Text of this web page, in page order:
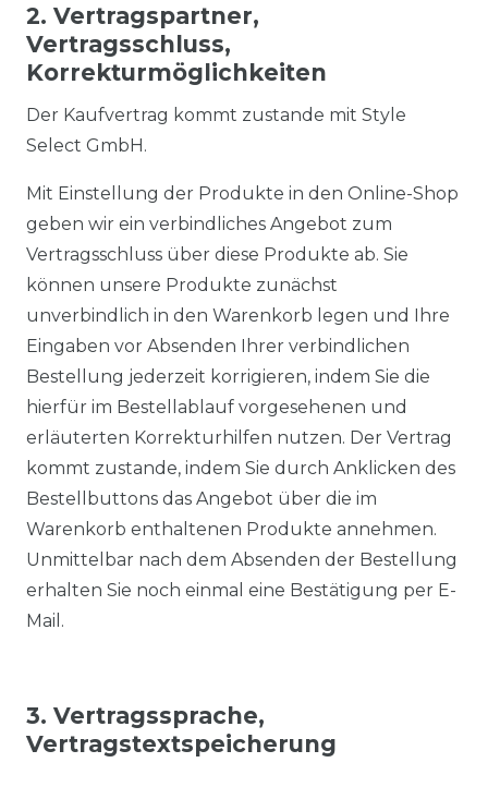
2. Vertragspartner,
Vertragsschluss,
Korrekturmöglichkeiten
Der Kaufvertrag kommt zustande mit Style
Select GmbH.
Mit Einstellung der Produkte in den Online-Shop
geben wir ein verbindliches Angebot zum
Vertragsschluss über diese Produkte ab. Sie
können unsere Produkte zunächst
unverbindlich in den Warenkorb legen und Ihre
Eingaben vor Absenden Ihrer verbindlichen
Bestellung jederzeit korrigieren, indem Sie die
hierfür im Bestellablauf vorgesehenen und
erläuterten Korrekturhilfen nutzen. Der Vertrag
kommt zustande, indem Sie durch Anklicken des
Bestellbuttons das Angebot über die im
Warenkorb enthaltenen Produkte annehmen.
Unmittelbar nach dem Absenden der Bestellung
erhalten Sie noch einmal eine Bestätigung per E-
Mail.
3. Vertragssprache,
Vertragstextspeicherung